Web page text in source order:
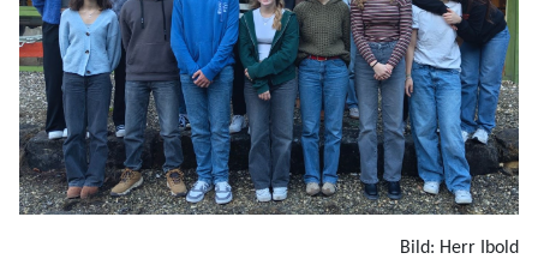
Bild: Herr Ibold